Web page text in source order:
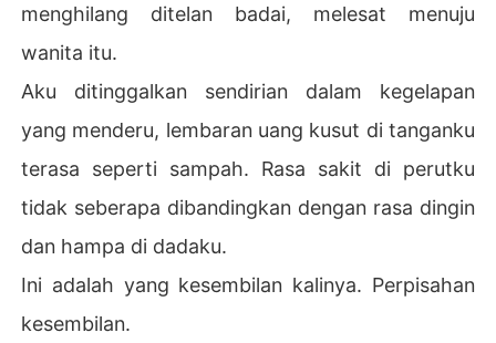
menghilang ditelan badai, melesat menuju
wanita itu.
Aku ditinggalkan sendirian dalam kegelapan
yang menderu, lembaran uang kusut di tanganku
terasa seperti sampah. Rasa sakit di perutku
tidak seberapa dibandingkan dengan rasa dingin
dan hampa di dadaku.
Ini adalah yang kesembilan kalinya. Perpisahan
kesembilan.